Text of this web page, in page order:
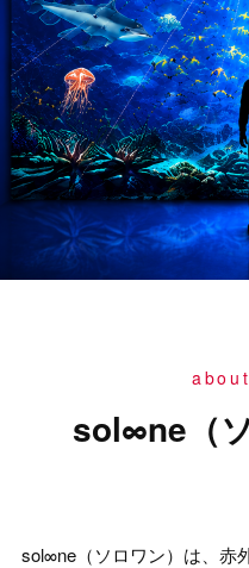
sol∞ne（
sol∞ne（ソロワン）は、赤